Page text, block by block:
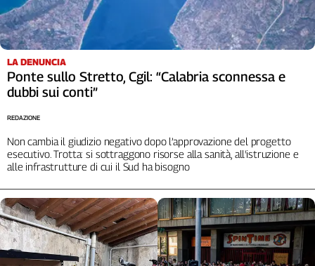
Marche
Piemonte
Puglia
Sardegna
Sicilia
Toscana
Trentino
Valle
D'Aosta
Archivio
Storico
1955-
2014
LA DENUNCIA
Ponte sullo Stretto, Cgil: “Calabria sconnessa e
dubbi sui conti”
Non cambia il giudizio negativo dopo l’approvazione del progetto
esecutivo. Trotta: si sottraggono risorse alla sanità, all'istruzione e
alle infrastrutture di cui il Sud ha bisogno
REDAZIONE